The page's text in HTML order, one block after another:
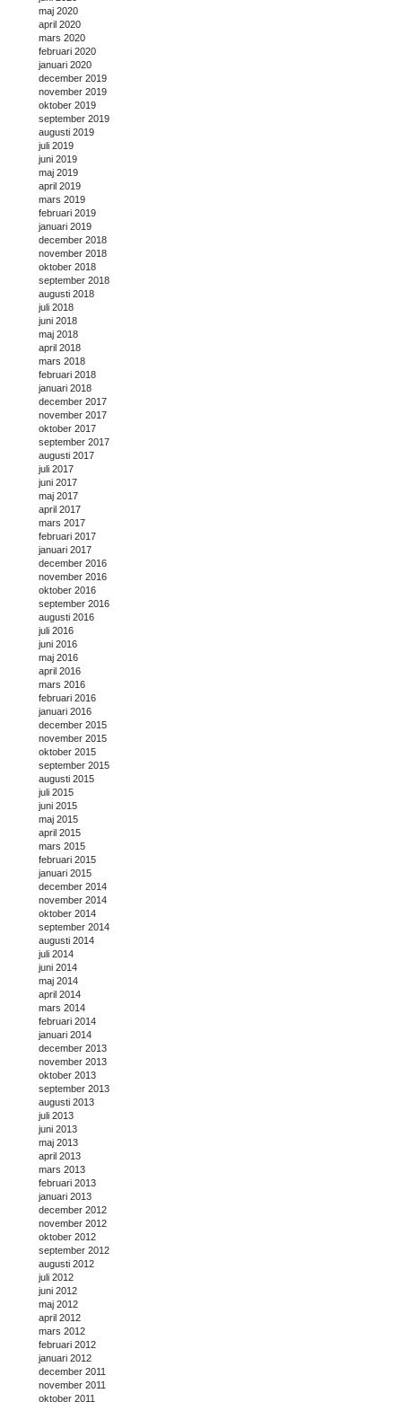
maj 2020
april 2020
mars 2020
februari 2020
januari 2020
december 2019
november 2019
oktober 2019
september 2019
augusti 2019
juli 2019
juni 2019
maj 2019
april 2019
mars 2019
februari 2019
januari 2019
december 2018
november 2018
oktober 2018
september 2018
augusti 2018
juli 2018
juni 2018
maj 2018
april 2018
mars 2018
februari 2018
januari 2018
december 2017
november 2017
oktober 2017
september 2017
augusti 2017
juli 2017
juni 2017
maj 2017
april 2017
mars 2017
februari 2017
januari 2017
december 2016
november 2016
oktober 2016
september 2016
augusti 2016
juli 2016
juni 2016
maj 2016
april 2016
mars 2016
februari 2016
januari 2016
december 2015
november 2015
oktober 2015
september 2015
augusti 2015
juli 2015
juni 2015
maj 2015
april 2015
mars 2015
februari 2015
januari 2015
december 2014
november 2014
oktober 2014
september 2014
augusti 2014
juli 2014
juni 2014
maj 2014
april 2014
mars 2014
februari 2014
januari 2014
december 2013
november 2013
oktober 2013
september 2013
augusti 2013
juli 2013
juni 2013
maj 2013
april 2013
mars 2013
februari 2013
januari 2013
december 2012
november 2012
oktober 2012
september 2012
augusti 2012
juli 2012
juni 2012
maj 2012
april 2012
mars 2012
februari 2012
januari 2012
december 2011
november 2011
oktober 2011